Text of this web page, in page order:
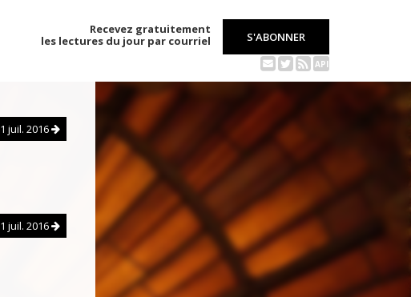
Recevez gratuitement
les lectures du jour par courriel
S'ABONNER
API
1 juil. 2016
1 juil. 2016